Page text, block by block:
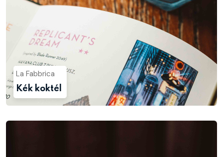
La Fabbrica
Kék koktél